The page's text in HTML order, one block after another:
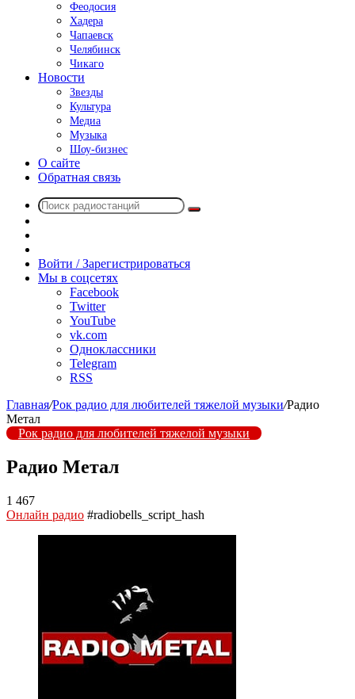
Феодосия
Хадера
Чапаевск
Челябинск
Чикаго
Новости
Звезды
Культура
Медиа
Музыка
Шоу-бизнес
О сайте
Обратная связь
Поиск
радио
Войти / Зарегистрироваться
Мы в соцсетях
Facebook
Twitter
YouTube
vk.com
Одноклассники
Telegram
RSS
Главная/Рок радио для любителей тяжелой музыки/Радио
Метал
Рок радио для любителей тяжелой музыки
Радио Метал
1 467
Онлайн радио #radiobells_script_hash